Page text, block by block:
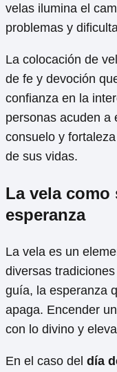
velas ilumina el
problemas y
La colocación de
de fe y devoción
confianza en la
personas acuden a
consuelo y
de sus vidas.
La vela
esperanza
La vela es un
diversas
guía, la esperanza
apaga. Encender
con lo divino y
En el caso del día